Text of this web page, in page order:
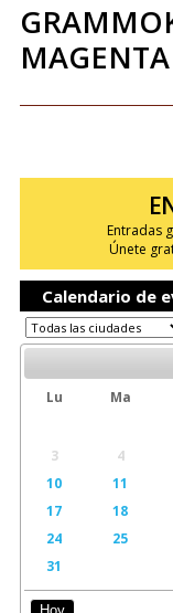
MAGENTA
Entradas
Únete
Calendario de
Lu Ma
3
4
10
11
17
18
24
25
31